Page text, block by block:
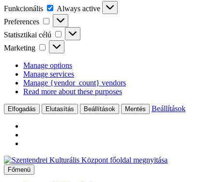
Funkcionális Funkcionális
Always active
Preferences
Preferences
Statisztikai célú
Statisztikai
célú
Marketing
Marketing
Manage options
Manage services
Manage {vendor_count} vendors
Read more about these purposes
Elfogadás Elutasítás Beállítások Mentés Beállítások
Ugrás
a
tartalomhoz
Főmenü